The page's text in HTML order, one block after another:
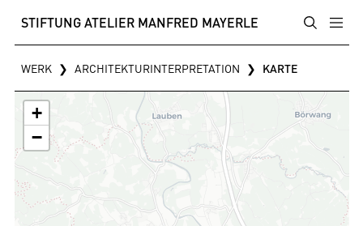
STIFTUNG ATELIER MANFRED MAYERLE
WERK ❯ ARCHITEKTURINTERPRETATION ❯ KARTE
+
−